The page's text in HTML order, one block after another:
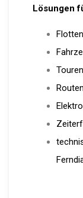
Lösungen